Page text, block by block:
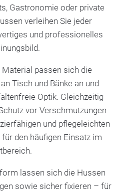
Gastronomie oder private
verleihen Sie jeder
und professionelles
passen sich die
Tisch und Bänke an und
Optik. Gleichzeitig
vor Verschmutzungen
und pflegeleichten
den häufigen Einsatz im
lassen sich die Hussen
sowie sicher fixieren – für